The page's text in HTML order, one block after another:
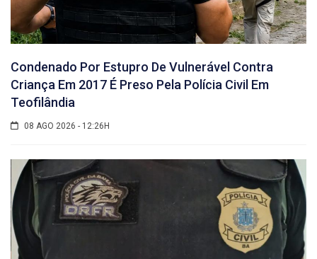
Condenado Por Estupro De Vulnerável Contra
Criança Em 2017 É Preso Pela Polícia Civil Em
Teofilândia
08 AGO 2026 - 12:26H